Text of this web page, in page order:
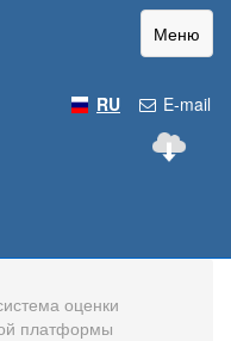
Меню
E-mail
RU
оценки
платформы